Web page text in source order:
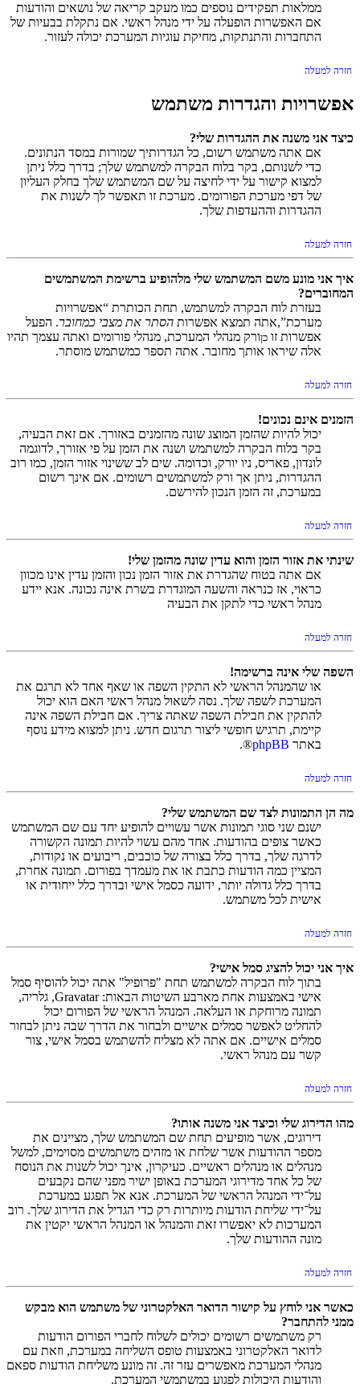
ממלאות תפקידים נוספים כמו מעקב קריאה של נושאים והודעות
אם האפשרות הופעלה על ידי מנהל ראשי. אם נתקלת בבעיות של
התחברות והתנתקות, מחיקת עוגיות המערכת יכולה לעזור.
חזרה למעלה
אפשרויות והגדרות משתמש
כיצד אני משנה את ההגדרות שלי?
אם אתה משתמש רשום, כל הגדרותיך שמורות במסד הנתונים.
כדי לשנותם, בקר בלוח הבקרה למשתמש שלך; בדרך כלל ניתן
למצוא קישור על ידי לחיצה על שם המשתמש שלך בחלק העליון
של דפי מערכת הפורומים. מערכת זו תאפשר לך לשנות את
ההגדרות וההעדפות שלך.
חזרה למעלה
איך אני מונע משם המשתמש שלי מלהופיע ברשימת המשתמשים
המחוברים?
בעזרת לוח הבקרה למשתמש, תחת הכותרת “אפשרויות
מערכת”,אתה תמצא אפשרות הסתר את מצבי כמחובר. הפעל
אפשרות זו כןורק מנהלי המערכת, מנהלי פורומים ואתה עצמך תהיו
אלה שיראו אותך מחובר. אתה תספר כמשתמש מוסתר.
חזרה למעלה
הזמנים אינם נכונים!
יכול להיות שהזמן המוצג שונה מהזמנים באזורך. אם זאת הבעיה,
בקר בלוח הבקרה למשתמש ושנה את הזמן על פי אזורך, לדוגמה
לונדון, פאריס, ניו יורק, וכדומה. שים לב ששינוי אזור הזמן, כמו רוב
ההגדרות, ניתן אך ורק למשתמשים רשומים. אם אינך רשום
במערכת, זה הזמן הנכון להירשם.
חזרה למעלה
שינתי את אזור הזמן והוא עדין שונה מהזמן שלי!
אם אתה בטוח שהגדרת את אזור הזמן נכון והזמן עדין אינו מכוון
כראוי, אז כנראה והשעה המוגדרת בשרת אינה נכונה. אנא יידע
מנהל ראשי כדי לתקן את הבעיה
חזרה למעלה
השפה שלי אינה ברשימה!
או שהמנהל הראשי לא התקין השפה או שאף אחד לא תרגם את
המערכת לשפה שלך. נסה לשאול מנהל ראשי האם הוא יכול
להתקין את חבילת השפה שאתה צריך. אם חבילת השפה אינה
קיימת, תרגיש חופשי ליצור תרגום חדש. ניתן למצוא מידע נוסף
באתר phpBB
®.
חזרה למעלה
מה הן התמונות לצד שם המשתמש שלי?
ישנם שני סוגי תמונות אשר עשויים להופיע יחד עם שם המשתמש
כאשר צופים בהודעות. אחד מהם עשוי להיות תמונה הקשורה
לדרגה שלך, בדרך כלל בצורה של כוכבים, ריבועים או נקודות,
המציין כמה הודעות כתבת או את מעמדך בפורום. תמונה אחרת,
בדרך כלל גדולה יותר, ידועה כסמל אישי ובדרך כלל ייחודית או
אישית לכל משתמש.
חזרה למעלה
איך אני יכול להציג סמל אישי?
בתוך לוח הבקרה למשתמש תחת "פרופיל" אתה יכול להוסיף סמל
אישי באמצעות אחת מארבע השיטות הבאות: Gravatar, גלריה,
תמונה מרוחקת או העלאה. המנהל הראשי של הפורום יכול
להחליט לאפשר סמלים אישיים ולבחור את הדרך שבה ניתן לבחור
סמלים אישיים. אם אתה לא מצליח להשתמש בסמל אישי, צור
קשר עם מנהל ראשי.
חזרה למעלה
מהו הדירוג שלי וכיצד אני משנה אותו?
דירוגים, אשר מופיעים תחת שם המשתמש שלך, מציינים את
מספר ההודעות אשר שלחת או מזהים משתמשים מסוימים, למשל
מנהלים או מנהלים ראשיים. כעיקרון, אינך יכול לשנות את הנוסח
של כל אחד מדירוגי המערכת באופן ישיר מפני שהם נקבעים
על־ידי המנהל הראשי של המערכת. אנא אל תפגע במערכת
על־ידי שליחת הודעות מיותרות רק כדי הגדיל את הדירוג שלך. רוב
המערכות לא יאפשרו זאת והמנהל או המנהל הראשי יקטין את
מונה ההודעות שלך.
חזרה למעלה
כאשר אני לוחץ על קישור הדואר האלקטרוני של משתמש הוא מבקש
ממני להתחבר?
רק משתמשים רשומים יכולים לשלוח לחברי הפורום הודעות
לדואר האלקטרוני באמצעות טופס השליחה במערכת, וזאת עם
מנהלי המערכת מאפשרים עזר זה. זה מונע משליחת הודעות ספאם
והודעות היכולות לפגוע במשתמשי המערכת.